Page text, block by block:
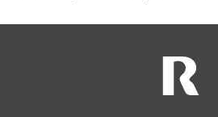
de las Cosas).